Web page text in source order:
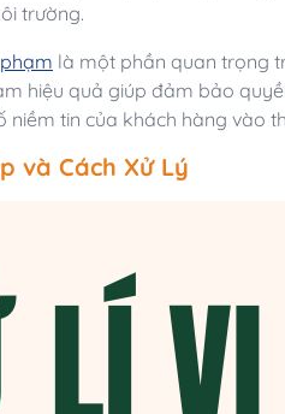
trường.
là một phần quan trọng
hiệu quả giúp đảm bảo
tin của khách hàng vào
và Cách Xử Lý